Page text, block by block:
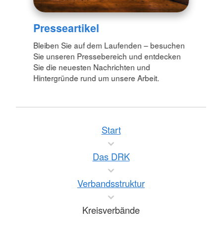
Presseartikel
Bleiben Sie auf dem Laufenden – besuchen
Sie unseren Pressebereich und entdecken
Sie die neuesten Nachrichten und
Hintergründe rund um unsere Arbeit.
Start
Das DRK
Verbandsstruktur
Kreisverbände